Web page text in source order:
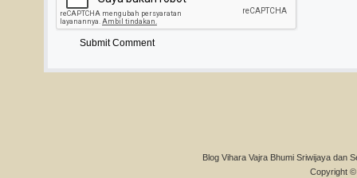
Blog Vihara Vajra Bhumi Sriwijaya dan
Copyright ©